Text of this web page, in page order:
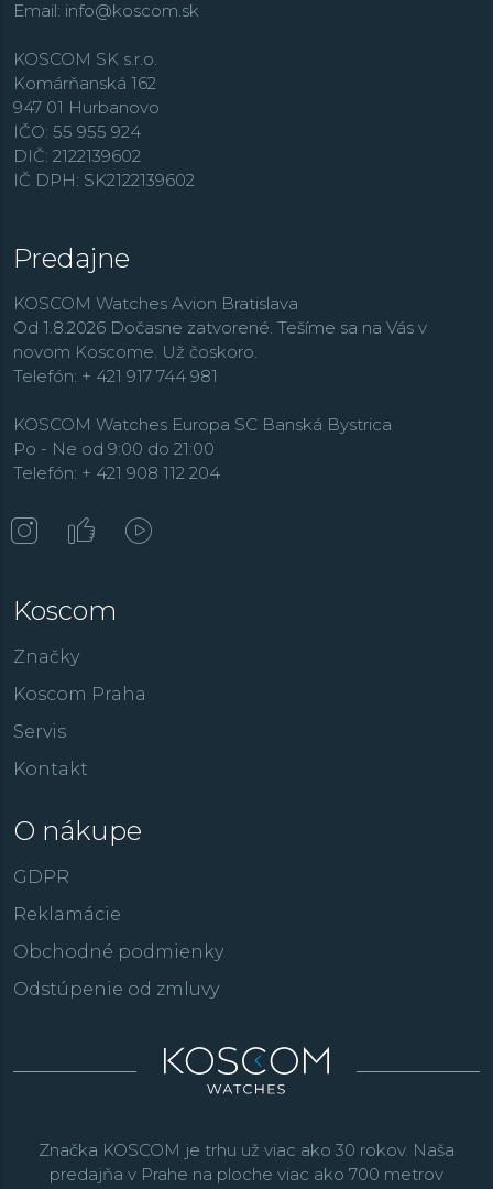
Email: info@koscom.sk
KOSCOM SK s.r.o.
Komárňanská 162
947 01 Hurbanovo
IČO: 55 955 924
DIČ: 2122139602
IČ DPH: SK2122139602
Predajne
KOSCOM Watches Avion Bratislava
Od 1.8.2026 Dočasne zatvorené. Tešíme sa na Vás v
novom Koscome. Už čoskoro.
Telefón: + 421 917 744 981
KOSCOM Watches Europa SC Banská Bystrica
Po - Ne od 9:00 do 21:00
Telefón: + 421 908 112 204
Koscom
Značky
Koscom Praha
Servis
Kontakt
O nákupe
GDPR
Reklamácie
Obchodné podmienky
Odstúpenie od zmluvy
Značka KOSCOM je trhu už viac ako 30 rokov. Naša
predajňa v Prahe na ploche viac ako 700 metrov